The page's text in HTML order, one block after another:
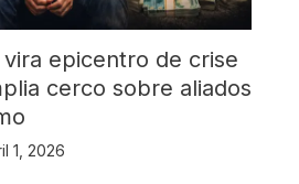
epicentro de crise
cerco sobre aliados
1, 2026